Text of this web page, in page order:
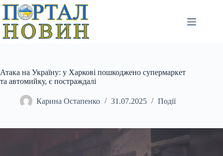
Перейти
вмісту
Атака на Україну: у Харкові пошкоджено супермаркет
та автомийку, є постраждалі
Карина Остапенко 31.07.2025 Події